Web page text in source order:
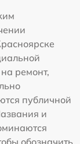
ремонт,
публичной
и